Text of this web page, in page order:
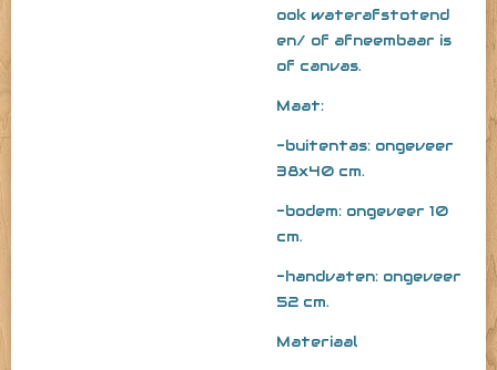
ook waterafstotend
en/ of afneembaar is
of canvas.
Maat:
-buitentas: ongeveer
38x40 cm.
-bodem: ongeveer 10
cm.
-handvaten: ongeveer
52 cm.
Materiaal